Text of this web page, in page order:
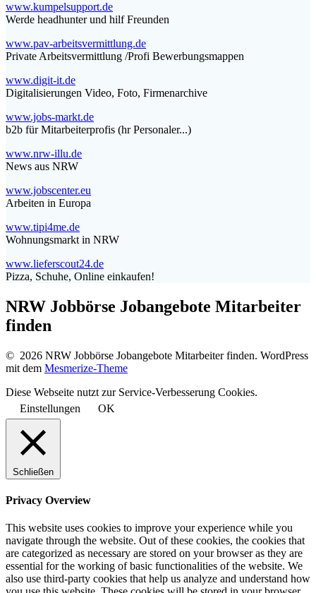
www.kumpelsupport.de
Werde headhunter und hilf Freunden
www.pav-arbeitsvermittlung.de
Private Arbeitsvermittlung /Profi Bewerbungsmappen
www.digit-it.de
Digitalisierungen Video, Foto, Firmenarchive
www.jobs-markt.de
b2b für Mitarbeiterprofis (hr Personaler...)
www.nrw-illu.de
News aus NRW
www.jobscenter.eu
Arbeiten in Europa
www.tipi4me.de
Wohnungsmarkt in NRW
www.lieferscout24.de
Pizza, Schuhe, Online einkaufen!
NRW Jobbörse Jobangebote Mitarbeiter
finden
© 2026 NRW Jobbörse Jobangebote Mitarbeiter finden. WordPress
mit dem Mesmerize-Theme
Diese Webseite nutzt zur Service-Verbesserung Cookies.
Einstellungen
OK
Schließen
Privacy Overview
This website uses cookies to improve your experience while you
navigate through the website. Out of these cookies, the cookies that
are categorized as necessary are stored on your browser as they are
essential for the working of basic functionalities of the website. We
also use third-party cookies that help us analyze and understand how